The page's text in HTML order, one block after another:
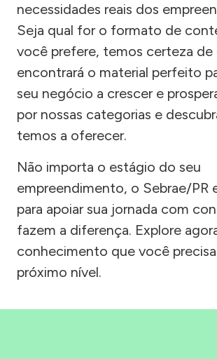
necessidades reais dos
Seja qual for o formato de
você prefere, temos certeza de
encontrará o material perfeito
seu negócio a crescer e
por nossas categorias e
temos a oferecer.
Não importa o estágio do seu
empreendimento, o Sebrae/PR
para apoiar sua jornada com
fazem a diferença. Explore
conhecimento que você
próximo nível.